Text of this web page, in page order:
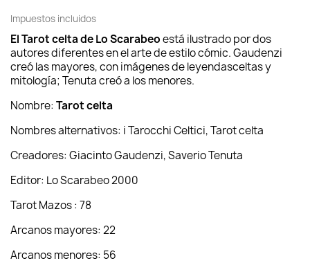
Impuestos incluidos
El Tarot celta de Lo Scarabeoestá ilustrado por dos
autores diferentes en el arte de estilo cómic. Gaudenzi
creó las mayores, con imágenes de leyendasceltas y
mitología; Tenuta creó a los menores.
Nombre: Tarot celta
Nombres alternativos: i Tarocchi Celtici, Tarot celta
Creadores: Giacinto Gaudenzi, Saverio Tenuta
Editor: Lo Scarabeo 2000
Tarot Mazos : 78
Arcanos mayores: 22
Arcanos menores: 56